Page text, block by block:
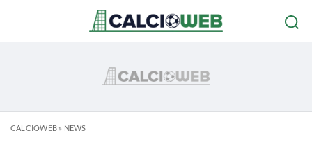
CALCIOWEB» NEWS